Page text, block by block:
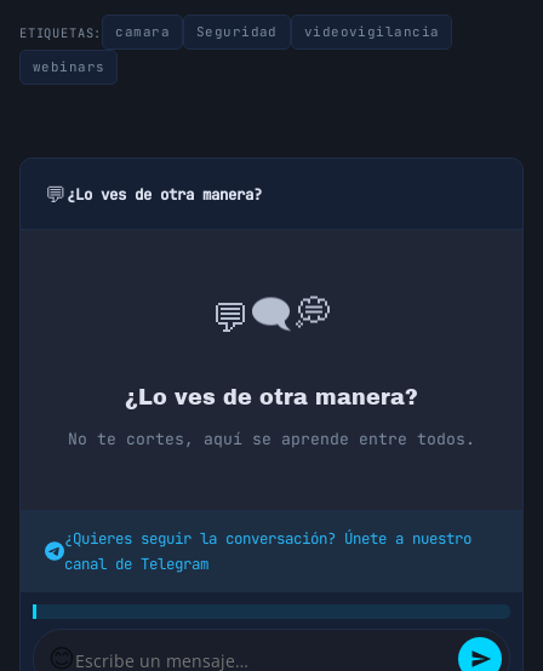
ETIQUETAS: camara Seguridad videovigilancia
webinars
💬¿Lo ves de otra manera?
💬🗨️💭
¿Lo ves de otra manera?
No te cortes, aquí se aprende entre todos.
¿Quieres seguir la conversación? Únete a nuestro
canal de Telegram
😊